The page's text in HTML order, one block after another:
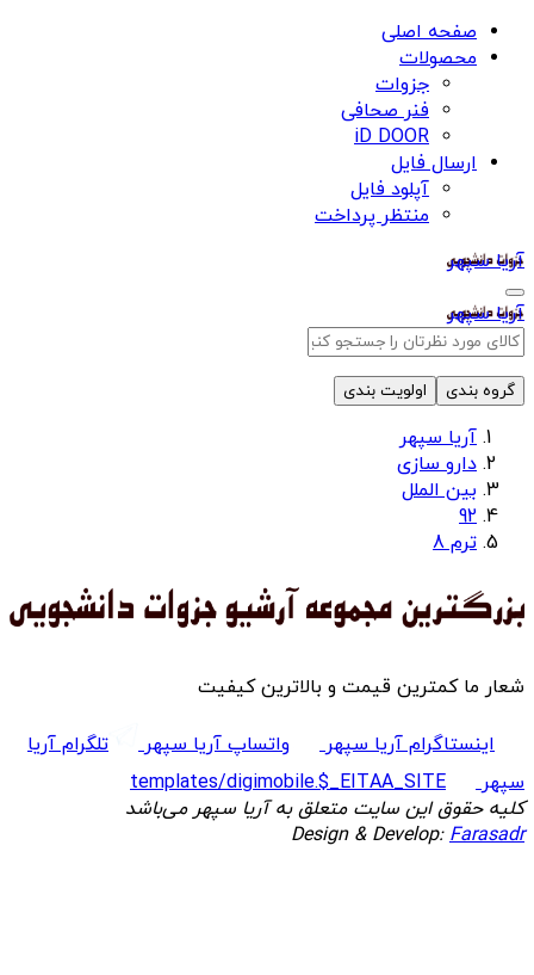
صفحه اصلی
محصولات
جزوات
فنر صحافی
iD DOOR
ارسال فایل
آپلود فایل
منتظر پرداخت
آریا سپهر
آریا سپهر
گروه بندی اولویت بندی
آریا سپهر
دارو سازی
بین الملل
92
ترم 8
شعار ما کمترین قیمت و بالاترین کیفیت
اینستاگرام آریا سپهر واتساپ آریا سپهر
تلگرام آریا
سپهر
templates/digimobile.$_EITAA_SITE
کلیه حقوق این سایت متعلق به آریا سپهر می‌باشد
Design & Develop:Farasadr